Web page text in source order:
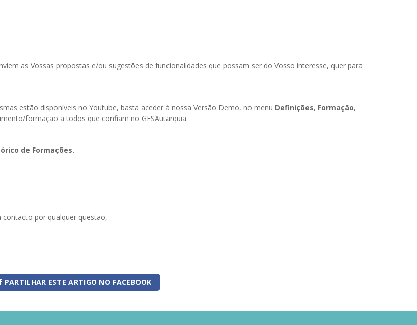
as Vossas propostas e/ou sugestões de funcionalidades que possam ser do Vosso interesse, quer para
estão disponíveis no Youtube, basta aceder à nossa Versão Demo, no menu Definições, Formação,
formação a todos que confiam no GESAutarquia.
de Formações.
contacto por qualquer questão,
PARTILHAR ESTE ARTIGO NO FACEBOOK